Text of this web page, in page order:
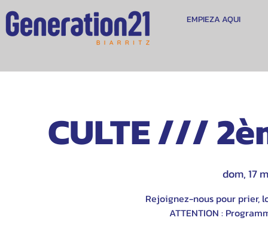
EMPIEZA AQUI
CULTE ///
dom, 17
Rejoignez-nous pour prier,
ATTENTION :